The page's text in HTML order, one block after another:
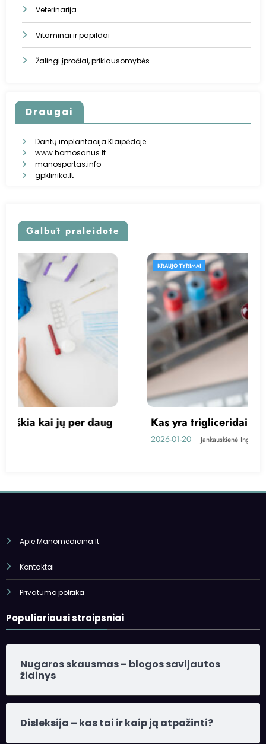
Veterinarija
Vitaminai ir papildai
Žalingi įpročiai, priklausomybės
Draugai
Dantų implantacija Klaipėdoje
www.homosanus.lt
manosportas.info
gpklinika.lt
Galbūt praleidote
KRAUJO TYRIMAI
Kas yra trigliceridai?
Apie Manomedicina.lt
Kontaktai
Privatumo politika
Populiariausi straipsniai
Nugaros skausmas – blogos savijautos
židinys
Disleksija – kas tai ir kaip ją atpažinti?